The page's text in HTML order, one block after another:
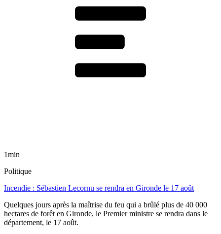
1min
Politique
Incendie : Sébastien Lecornu se rendra en Gironde le 17 août
Quelques jours après la maîtrise du feu qui a brûlé plus de 40 000
hectares de forêt en Gironde, le Premier ministre se rendra dans le
département, le 17 août.